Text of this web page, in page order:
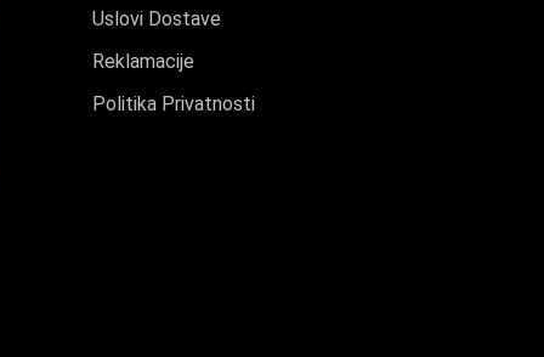
Uslovi Dostave
Reklamacije
Politika Privatnosti